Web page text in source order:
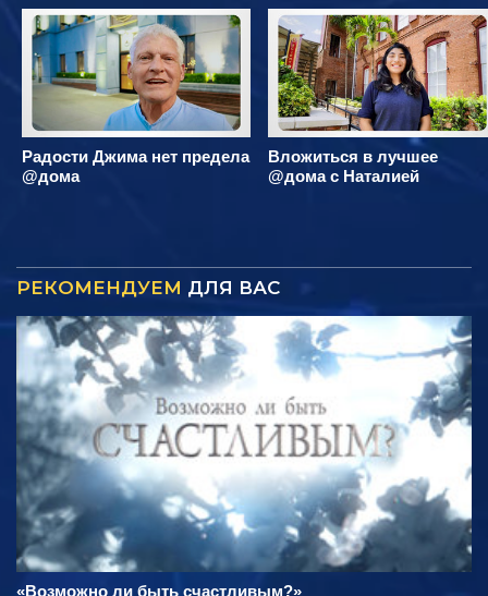
Радости Джима нет предела
@дома
Вложиться в лучшее
@дома с Наталией
РЕКОМЕНДУЕМ ДЛЯ ВАС
«Возможно ли быть счастливым?»